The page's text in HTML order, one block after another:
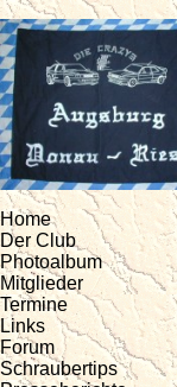
Home
Der Club
Photoalbum
Mitglieder
Termine
Links
Forum
Schraubertips